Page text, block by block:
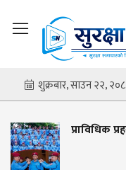
प्राविधिक